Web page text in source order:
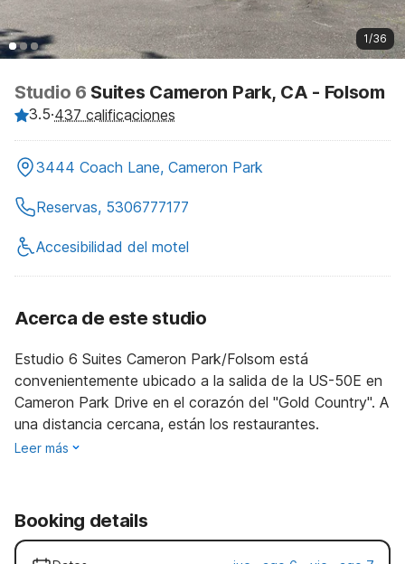
1/36
Studio 6 Suites Cameron Park, CA - Folsom
3.5·437 calificaciones
3444 Coach Lane, Cameron Park
Reservas, 5306777177
Accesibilidad del motel
Acerca de este studio
Estudio 6 Suites Cameron Park/Folsom está
convenientemente ubicado a la salida de la US-50E en
Cameron Park Drive en el corazón del "Gold Country". A
una distancia cercana, están los restaurantes.
Leer más
Booking details